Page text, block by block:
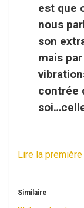
est que
nous
son
mais
contrée
Lire la
Similaire